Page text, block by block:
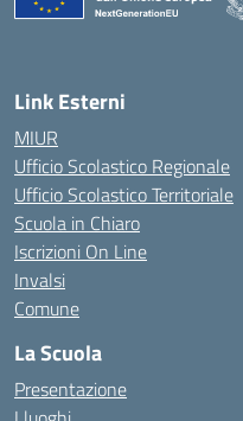
Link Esterni
MIUR
Ufficio Scolastico Regionale
Ufficio Scolastico Territoriale
Scuola in Chiaro
Iscrizioni On Line
Invalsi
Comune
La Scuola
Presentazione